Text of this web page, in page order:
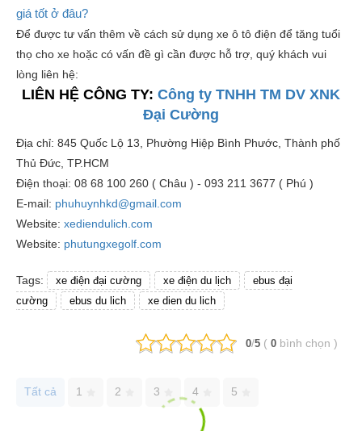
giá tốt ở đâu?
Để được tư vấn thêm về cách sử dụng xe ô tô điện để tăng tuổi
thọ cho xe hoặc có vấn đề gì cần được hỗ trợ, quý khách vui
lòng liên hệ:
LIÊN HỆ CÔNG TY: Công ty TNHH TM DV XNK
Đại Cường
Địa chỉ: 845 Quốc Lộ 13, Phường Hiệp Bình Phước, Thành phố
Thủ Đức, TP.HCM
Điện thoại: 08 68 100 260 ( Châu ) - 093 211 3677 ( Phú )
E-mail: phuhuynhkd@gmail.com
Website: xediendulich.com
Website: phutungxegolf.com
Tags: xe điện đại cường xe điện du lịch
ebus đại
cường
ebus du lich xe dien du lich
0/5 ( 0 bình chọn )
Tất cả 1 2 3 4 5